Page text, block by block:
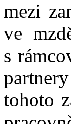
mezi
ve
s
tohoto